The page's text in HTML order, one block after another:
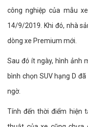
công nghiệp của mẫu
14/9/2019. Khi đó, nhà
dòng xe Premium mới.
Sau đó ít ngày, hình ảnh
bình chọn SUV hạng D
ngờ.
Tính đến thời điểm hiện